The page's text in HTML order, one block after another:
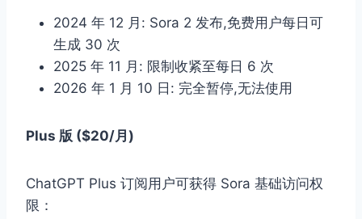
2024 年 12 月: Sora 2 发布,免费用户每日可
生成 30 次
2025 年 11 月: 限制收紧至每日 6 次
2026 年 1 月 10 日: 完全暂停,无法使用
Plus 版 ($20/月)
ChatGPT Plus 订阅用户可获得 Sora 基础访问权
限：